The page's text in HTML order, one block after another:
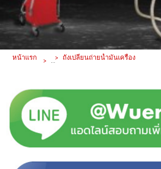
ลืมรหัสผ่านของคุณใช่หรือไม่
จำข้อมูลการล็อกอินของฉัน
ล็อกอิน
คุณต้องการเป็นลูกค้าออนไลน์ของเรา?
ลงทะเบียนเพื่อเข้าใช้งานครบทุกฟังชั่น เ
หน้าแรก ... ถังเปลี่ยนถ่ายน้ำมันเครื่อง